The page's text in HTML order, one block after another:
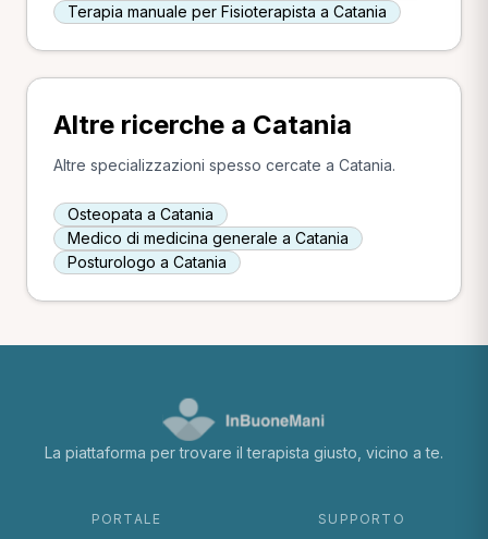
Terapia manuale per Fisioterapista a Catania
Altre ricerche a Catania
Altre specializzazioni spesso cercate a Catania.
Osteopata a Catania
Medico di medicina generale a Catania
Posturologo a Catania
La piattaforma per trovare il terapista giusto, vicino a te.
PORTALE SUPPORTO